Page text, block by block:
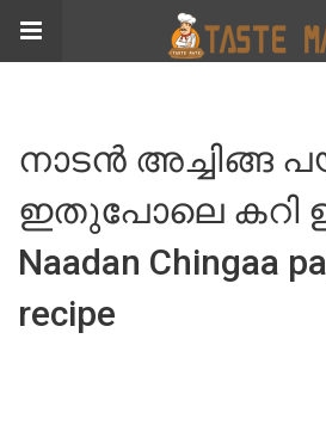
നാടൻ അച്ചിങ്ങ
ഇതുപോലെ കറി
Naadan Chingaa
recipe